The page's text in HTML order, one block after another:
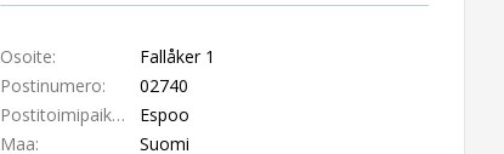
Osoite:
Fallåker 1
Postinumero:
02740
Postitoimipaikka:
Espoo
Maa:
Suomi